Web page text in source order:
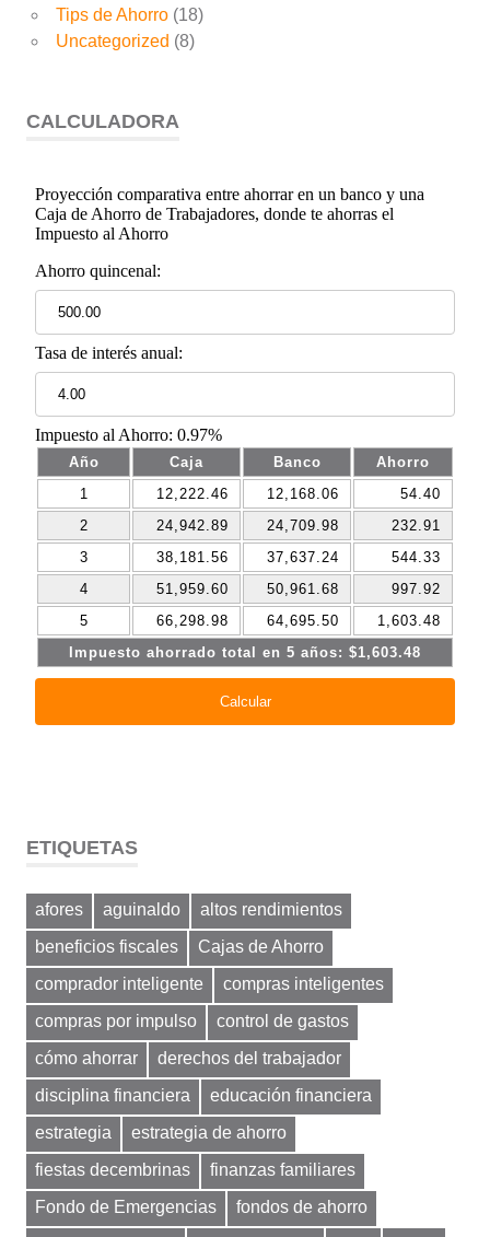
Tips de Ahorro(18)
Uncategorized (8)
CALCULADORA
ETIQUETAS
afores aguinaldo
altos rendimientos
beneficios fiscales
Cajas de Ahorro
comprador inteligente
compras inteligentes
compras por impulso
control de gastos
cómo ahorrar
derechos del trabajador
disciplina financiera
educación financiera
estrategia
estrategia de ahorro
fiestas decembrinas
finanzas familiares
Fondo de Emergencias
fondos de ahorro